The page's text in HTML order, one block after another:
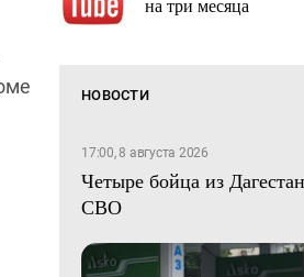
на три месяца
НОВОСТИ
17:00, 8 августа 2026
Четыре бойца из
СВО